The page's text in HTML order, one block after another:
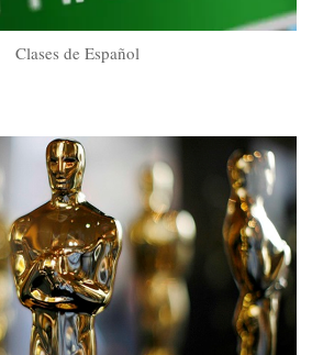
Clases de Español